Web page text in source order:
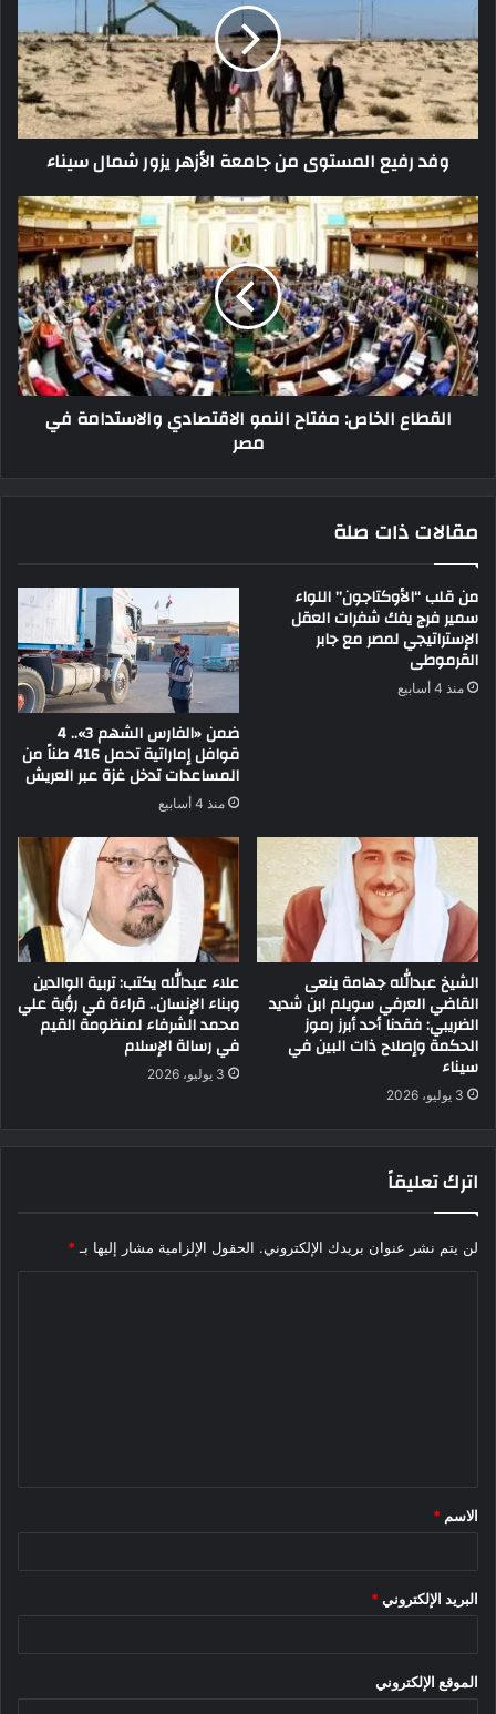
وفد رفيع المستوى من جامعة الأزهر يزور شمال سيناء
القطاع الخاص: مفتاح النمو الاقتصادي والاستدامة في
مصر
مقالات ذات صلة
من قلب “الأوكتاجون” اللواء
سمير فرج يفك شفرات العقل
الإستراتيجي لمصر مع جابر
القرموطى
منذ 4 أسابيع
ضمن «الفارس الشهم 3».. 4
قوافل إماراتية تحمل 416 طناً من
المساعدات تدخل غزة عبر العريش
منذ 4 أسابيع
الشيخ عبدالله جهامة ينعى
القاضي العرفي سويلم ابن شديد
الضريبي: فقدنا أحد أبرز رموز
الحكمة وإصلاح ذات البين في
سيناء
3 يوليو، 2026
علاء عبدالله يكتب: تربية الوالدين
وبناء الإنسان.. قراءة في رؤية علي
محمد الشرفاء لمنظومة القيم
في رسالة الإسلام
3 يوليو، 2026
اترك تعليقاً
لن يتم نشر عنوان بريدك الإلكتروني. الحقول الإلزامية مشار إليها بـ *
*
الاسم *
البريد الإلكتروني *
الموقع الإلكتروني